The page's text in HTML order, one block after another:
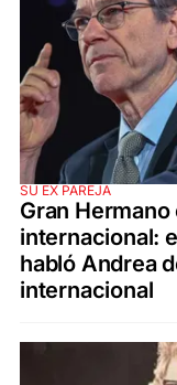
SU EX PAREJA
Gran
internacional:
habló Andrea
internacional